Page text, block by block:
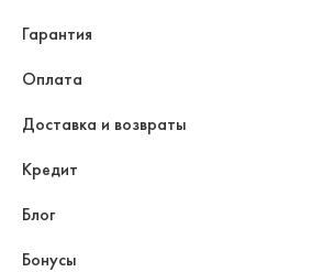
Гарантия
Оплата
Доставка и возвраты
Кредит
Блог
Бонусы